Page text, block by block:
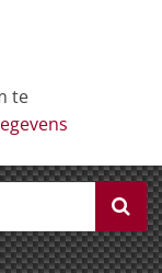
te